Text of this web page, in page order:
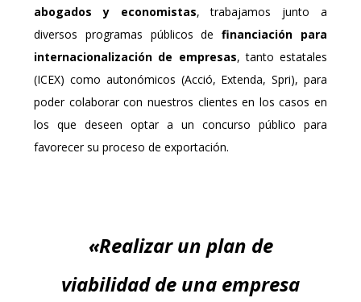
abogados y economistas, trabajamos junto a
diversos programas públicos definanciación para
internacionalización de empresas, tanto estatales
(ICEX) como autonómicos (Acció, Extenda, Spri), para
poder colaborar con nuestros clientes en los casos en
los que deseen optar a un concurso público para
favorecer su proceso de exportación.
«Realizar un plan de
viabilidad de una empresa